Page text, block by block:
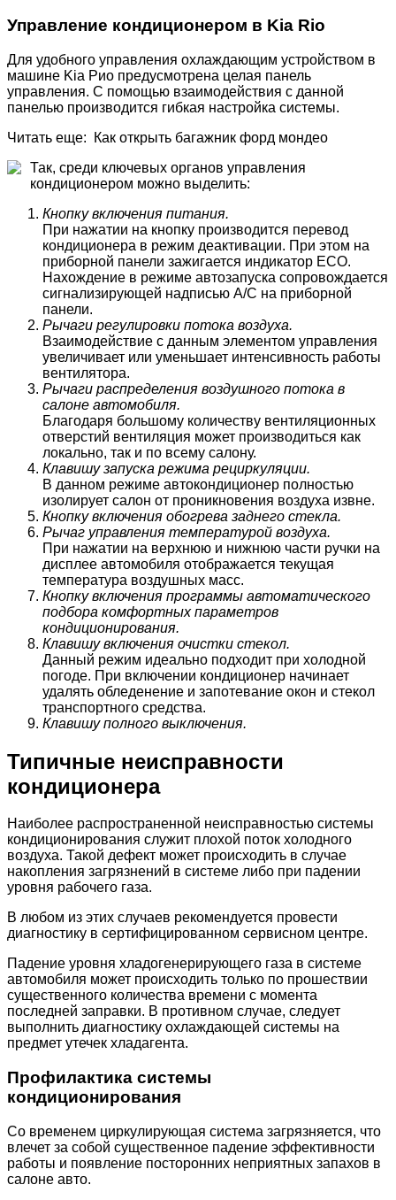
Управление кондиционером в Kia Rio
Для удобного управления охлаждающим устройством в
машине Kia Рио предусмотрена целая панель
управления. С помощью взаимодействия с данной
панелью производится гибкая настройка системы.
Читать еще: Как открыть багажник форд мондео
Так, среди ключевых органов управления
кондиционером можно выделить:
Кнопку включения питания.
При нажатии на кнопку производится перевод
кондиционера в режим деактивации. При этом на
приборной панели зажигается индикатор ЕСО.
Нахождение в режиме автозапуска сопровождается
сигнализирующей надписью А/C на приборной
панели.
Рычаги регулировки потока воздуха.
Взаимодействие с данным элементом управления
увеличивает или уменьшает интенсивность работы
вентилятора.
Рычаги распределения воздушного потока в
салоне автомобиля.
Благодаря большому количеству вентиляционных
отверстий вентиляция может производиться как
локально, так и по всему салону.
Клавишу запуска режима рециркуляции.
В данном режиме автокондиционер полностью
изолирует салон от проникновения воздуха извне.
Кнопку включения обогрева заднего стекла.
Рычаг управления температурой воздуха.
При нажатии на верхнюю и нижнюю части ручки на
дисплее автомобиля отображается текущая
температура воздушных масс.
Кнопку включения программы автоматического
подбора комфортных параметров
кондиционирования.
Клавишу включения очистки стекол.
Данный режим идеально подходит при холодной
погоде. При включении кондиционер начинает
удалять обледенение и запотевание окон и стекол
транспортного средства.
Клавишу полного выключения.
Типичные неисправности
кондиционера
Наиболее распространенной неисправностью системы
кондиционирования служит плохой поток холодного
воздуха. Такой дефект может происходить в случае
накопления загрязнений в системе либо при падении
уровня рабочего газа.
В любом из этих случаев рекомендуется провести
диагностику в сертифицированном сервисном центре.
Падение уровня хладогенерирующего газа в системе
автомобиля может происходить только по прошествии
существенного количества времени с момента
последней заправки. В противном случае, следует
выполнить диагностику охлаждающей системы на
предмет утечек хладагента.
Профилактика системы
кондиционирования
Со временем циркулирующая система загрязняется, что
влечет за собой существенное падение эффективности
работы и появление посторонних неприятных запахов в
салоне авто.